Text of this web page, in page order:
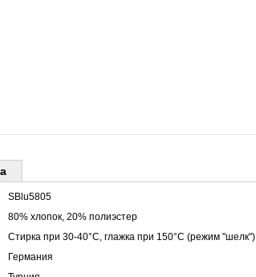
SBlu5805
80% хлопок, 20% полиэстер
Стирка при 30-40°C, глажка при 150°C (режим "шелк")
Германия